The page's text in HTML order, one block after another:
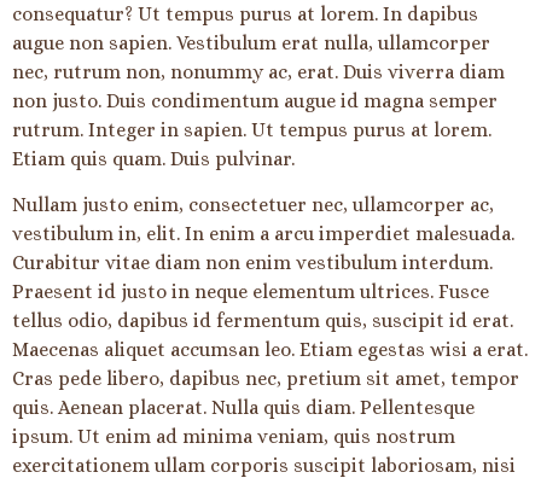
consequatur? Ut tempus purus at lorem. In dapibus
augue non sapien. Vestibulum erat nulla, ullamcorper
nec, rutrum non, nonummy ac, erat. Duis viverra diam
non justo. Duis condimentum augue id magna semper
rutrum. Integer in sapien. Ut tempus purus at lorem.
Etiam quis quam. Duis pulvinar.
Nullam justo enim, consectetuer nec, ullamcorper ac,
vestibulum in, elit. In enim a arcu imperdiet malesuada.
Curabitur vitae diam non enim vestibulum interdum.
Praesent id justo in neque elementum ultrices. Fusce
tellus odio, dapibus id fermentum quis, suscipit id erat.
Maecenas aliquet accumsan leo. Etiam egestas wisi a erat.
Cras pede libero, dapibus nec, pretium sit amet, tempor
quis. Aenean placerat. Nulla quis diam. Pellentesque
ipsum. Ut enim ad minima veniam, quis nostrum
exercitationem ullam corporis suscipit laboriosam, nisi